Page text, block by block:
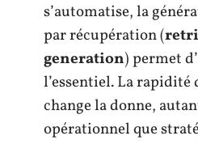
s’automatise, la
par récupération (
generation) permet
l’essentiel. La
change la donne,
opérationnel que